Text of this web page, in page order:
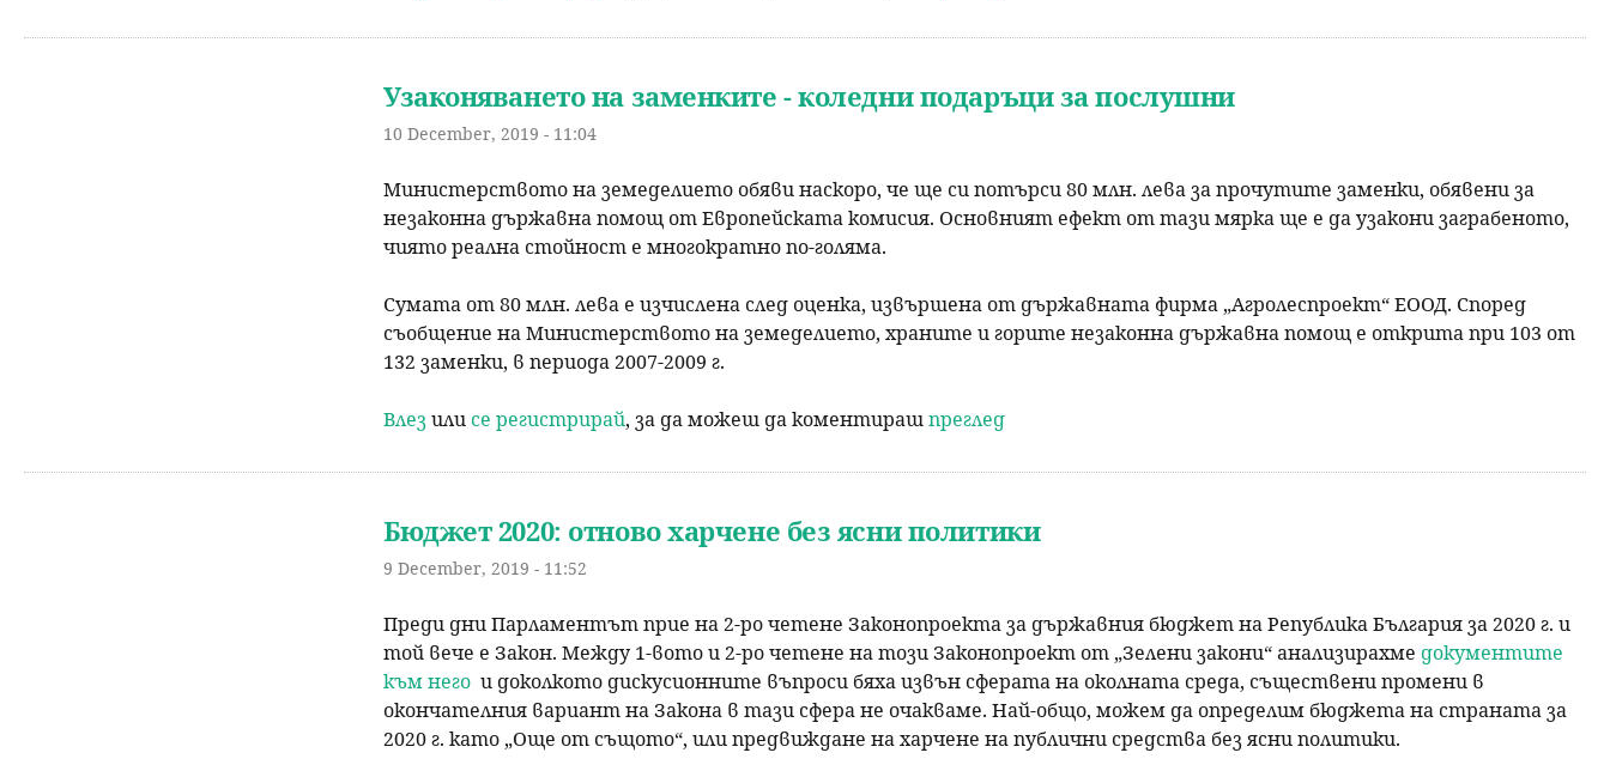
Узаконяването на заменките - коледни подаръци за послушни
10 December, 2019 - 11:04
Министерството на земеделието обяви наскоро, че ще си потърси 80 млн. лева за прочутите заменки, обявени за
незаконна държавна помощ от Европейската комисия. Основният ефект от тази мярка ще е да узакони заграбеното,
чиято реална стойност е многократно по-голяма.
Сумата от 80 млн. лева е изчислена след оценка, извършена от държавната фирма „Агролеспроект“ ЕООД. Според
съобщение на Министерството на земеделието, храните и горите незаконна държавна помощ е открита при 103 от
132 заменки, в периода 2007-2009 г.
Влезили се регистрирай, за да можеш да коментирашпреглед
Бюджет 2020: отново харчене без ясни политики
9 December, 2019 - 11:52
Преди дни Парламентът прие на 2-ро четене Законопроекта за държавния бюджет на Република България за 2020 г. и
той вече е Закон. Между 1-вото и 2-ро четене на този Законопроект от „Зелени закони“ анализирахме документите
към него и доколкото дискусионните въпроси бяха извън сферата на околната среда, съществени промени в
окончателния вариант на Закона в тази сфера не очакваме. Най-общо, можем да определим бюджета на страната за
2020 г. като „Още от същото“, или предвиждане на харчене на публични средства без ясни политики.